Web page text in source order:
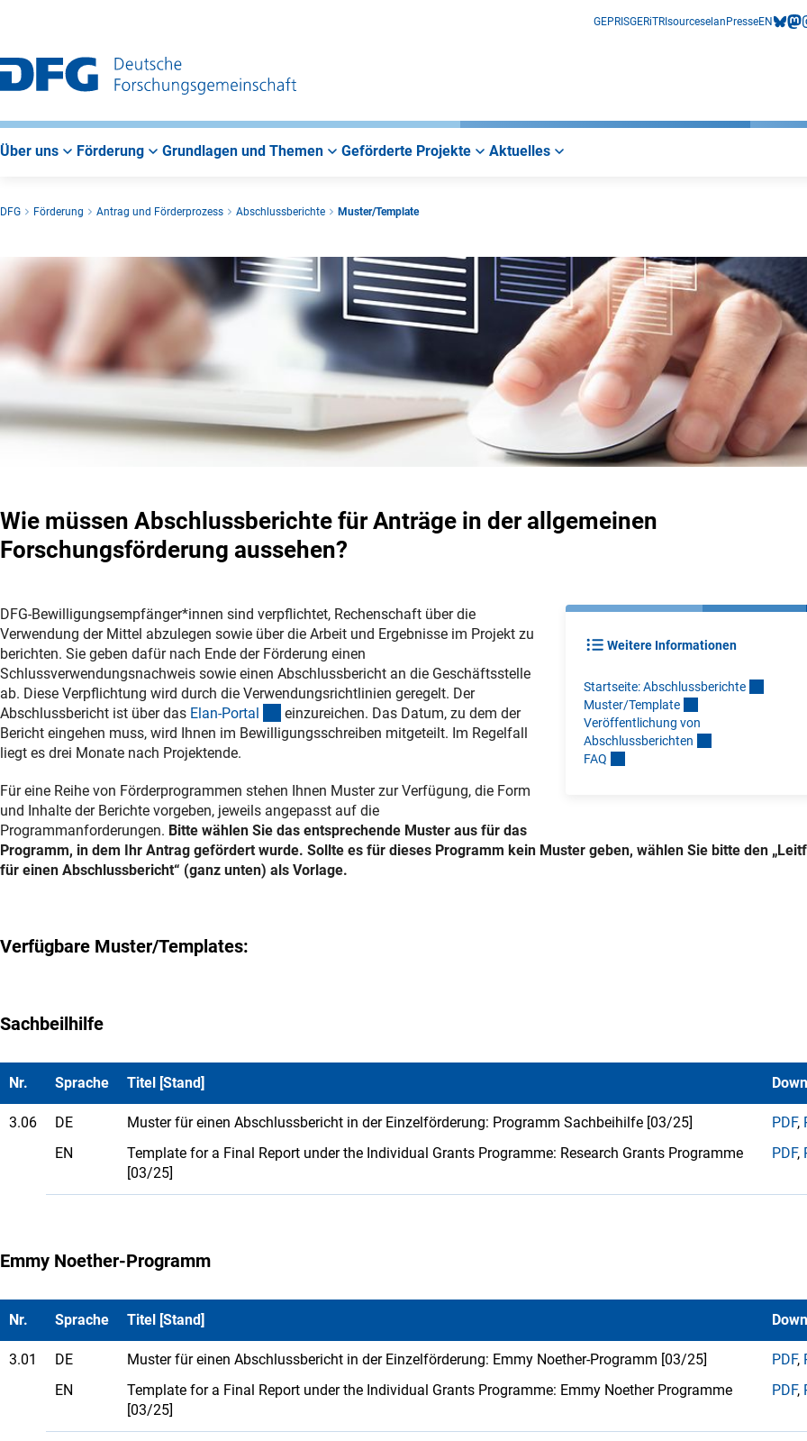
GEPRISGERiTRIsourceselan PresseEN
Über uns Förderung Grundlagen und Themen Geförderte Projekte Aktuelles
DFG Förderung Antrag und Förderprozess Abschlussberichte Muster/Template
Wie müssen Abschlussberichte für Anträge in der allgemeinen
Forschungsförderung aussehen?
Weitere Informationen
Startseite: Abschlussberichte
Muster/Template
Veröffentlichung von
Abschlussberichten
FAQ
DFG-Bewilligungsempfänger*innen sind verpflichtet, Rechenschaft über die
Verwendung der Mittel abzulegen sowie über die Arbeit und Ergebnisse im Projekt zu
berichten. Sie geben dafür nach Ende der Förderung einen
Schlussverwendungsnachweis sowie einen Abschlussbericht an die Geschäftsstelle
ab. Diese Verpflichtung wird durch die Verwendungsrichtlinien geregelt. Der
Abschlussbericht ist über das Elan-Porta (externer Link)
einzureichen. Das Datum, zu dem der
Bericht eingehen muss, wird Ihnen im Bewilligungsschreiben mitgeteilt. Im Regelfall
liegt es drei Monate nach Projektende.
Für eine Reihe von Förderprogrammen stehen Ihnen Muster zur Verfügung, die Form
und Inhalte der Berichte vorgeben, jeweils angepasst auf die
Programmanforderungen. Bitte wählen Sie das entsprechende Muster aus für das
Programm, in dem Ihr Antrag gefördert wurde. Sollte es für dieses Programm kein Muster geben, wählen Sie bitte den
für einen Abschlussbericht“ (ganz unten) als Vorlage.
Verfügbare Muster/Templates:
Sachbeilhilfe
Nr. Sprache Titel [Stand]
3.06 DE Muster für einen Abschlussbericht in der Einzelförderung: Programm Sachbeihilfe [03/25] PDF,
EN
Template for a Final Report under the Individual Grants Programme: Research Grants Programme
[03/25]
PDF,
Emmy Noether-Programm
Nr. Sprache Titel [Stand]
3.01 DE Muster für einen Abschlussbericht in der Einzelförderung: Emmy Noether-Programm [03/25] PDF,
EN
Template for a Final Report under the Individual Grants Programme: Emmy Noether Programme
[03/25]
PDF,